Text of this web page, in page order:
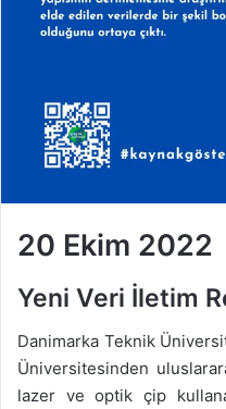
20 Ekim 2022
Yeni Veri İletim
Danimarka Teknik
Üniversitesinden
lazer ve optik çip